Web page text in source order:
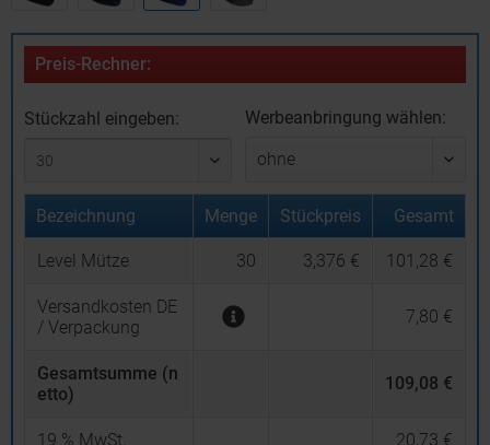
Preis-Rechner:
Stückzahl eingeben: Werbeanbringung wählen:
Bezeichnung Menge Stückpreis Gesamt
Level Mütze 30 3,376 € 101,28 €
Versandkosten DE
/ Verpackung
7,80 €
Gesamtsumme (n
etto)
109,08 €
19 % MwSt. 20,73 €